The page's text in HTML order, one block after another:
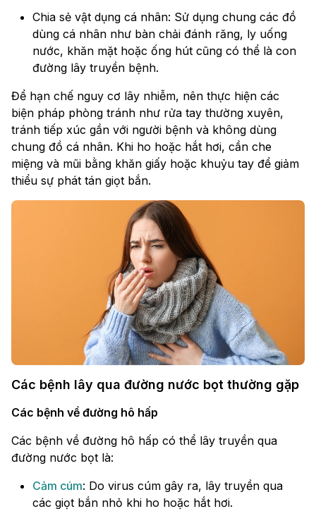
Chia sẻ vật dụng cá nhân: Sử dụng chung các đồ
dùng cá nhân như bàn chải đánh răng, ly uống
nước, khăn mặt hoặc ống hút cũng có thể là con
đường lây truyền bệnh.
Để hạn chế nguy cơ lây nhiễm, nên thực hiện các
biện pháp phòng tránh như rửa tay thường xuyên,
tránh tiếp xúc gần với người bệnh và không dùng
chung đồ cá nhân. Khi ho hoặc hắt hơi, cần che
miệng và mũi bằng khăn giấy hoặc khuỷu tay để giảm
thiểu sự phát tán giọt bắn.
Các bệnh lây qua đường nước bọt thường gặp
Các bệnh về đường hô hấp
Các bệnh về đường hô hấp có thể lây truyền qua
đường nước bọt là:
Cảm cúm: Do virus cúm gây ra, lây truyền qua
các giọt bắn nhỏ khi ho hoặc hắt hơi.